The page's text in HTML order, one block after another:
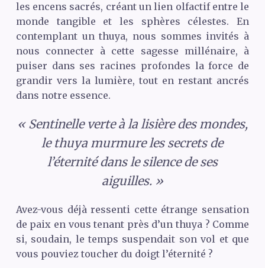
les encens sacrés, créant un lien olfactif entre le
monde tangible et les sphères célestes. En
contemplant un thuya, nous sommes invités à
nous connecter à cette sagesse millénaire, à
puiser dans ses racines profondes la force de
grandir vers la lumière, tout en restant ancrés
dans notre essence.
« Sentinelle verte à la lisière des mondes,
le thuya murmure les secrets de
l’éternité dans le silence de ses
aiguilles. »
Avez-vous déjà ressenti cette étrange sensation
de paix en vous tenant près d’un thuya ? Comme
si, soudain, le temps suspendait son vol et que
vous pouviez toucher du doigt l’éternité ?